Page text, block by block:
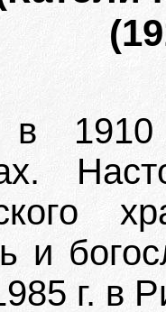
в
и
г. в